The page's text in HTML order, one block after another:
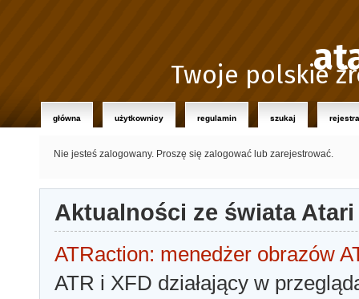
Twoje polskie
główna użytkownicy regulamin szukaj
Nie jesteś zalogowany. Proszę się zalogować lub zarejestrować.
Aktualności ze świata Atari
ATRaction: menedżer obrazów
ATR i XFD działający w